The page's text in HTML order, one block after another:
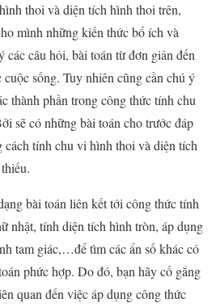
thoi và diện tích hình thoi trên,
mình những kiến thức bổ ích và
câu hỏi, bài toán từ đơn giản đến
sống. Tuy nhiên cũng cần chú ý
thành phần trong công thức tính chu
sẽ có những bài toán cho trước đáp
cách tính chu vi hình thoi và diện tích
bài toán liên kết tới công thức tính
nhật, tính diện tích hình tròn, áp dụng
tam giác,…để tìm các ẩn số khác có
phức hợp. Do đó, bạn hãy cố gắng
quan đến việc áp dụng công thức